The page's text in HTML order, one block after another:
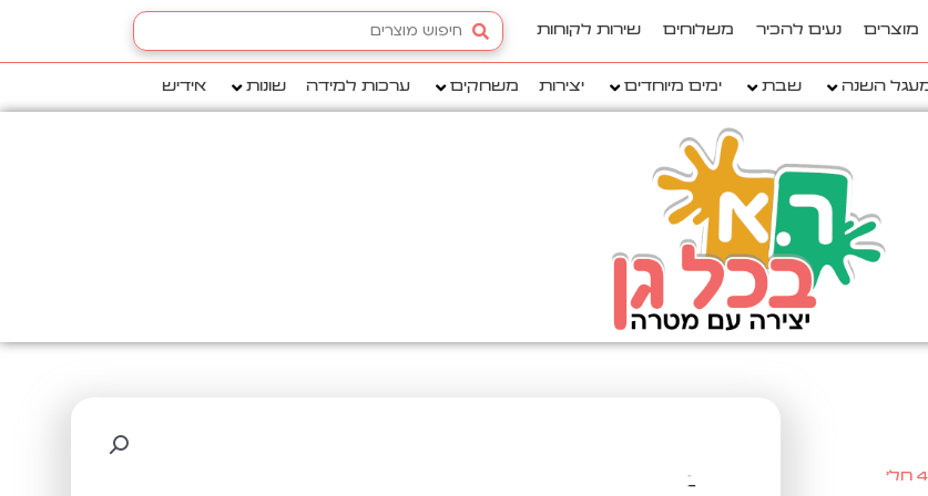
מוצרים נעים להכיר משלוחים שירות לקוחות
Search
...
השנה שבת ימים מיוחדים יצירות משחקים ערכות למידה שונות אידיש